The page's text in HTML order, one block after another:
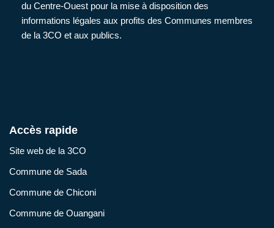
du Centre-Ouest pour la mise à disposition des
informations légales aux profits des Communes membres
de la 3CO et aux publics.
Accès rapide
Site web de la 3CO
Commune de Sada
Commune de Chiconi
Commune de Ouangani